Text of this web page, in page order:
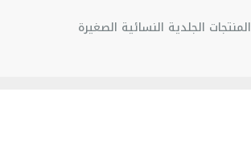
المنتجات الجلدية النسائية الصغيرة